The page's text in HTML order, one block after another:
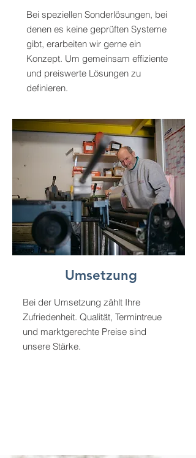
Bei speziellen Sonderlösungen, bei
denen es keine geprüften Systeme
gibt, erarbeiten wir gerne ein
Konzept. Um gemeinsam effiziente
und preiswerte Lösungen zu
definieren.
Umsetzung
Bei der Umsetzung zählt Ihre
Zufriedenheit. Qualität, Termintreue
und marktgerechte Preise sind
unsere Stärke.